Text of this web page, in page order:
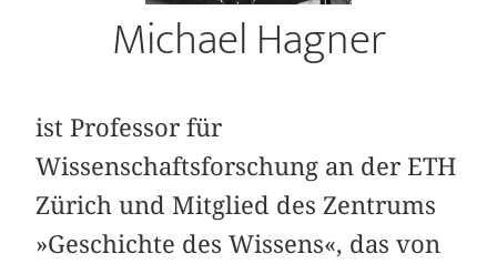
Michael Hagner
ist Professor für
Wissenschaftsforschung an der ETH
Zürich und Mitglied des Zentrums
»Geschichte des Wissens«, das von